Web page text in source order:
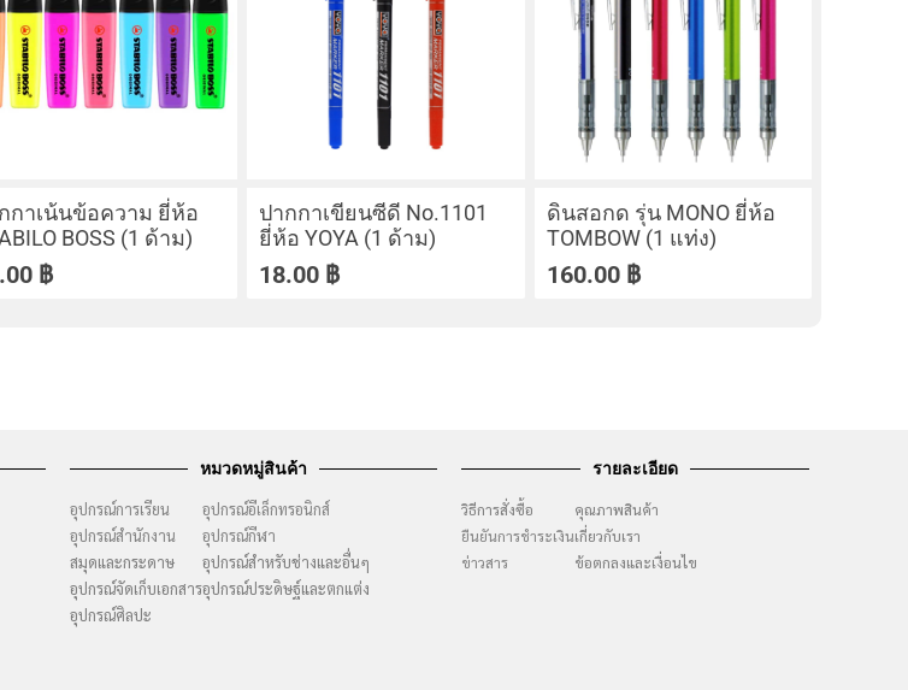
กาเน้นข้อความ ยี่ห้อ
BOSS (1 ด้าม)
฿
ปากกาเขียนซีดี No.1101
ยี่ห้อ YOYA (1 ด้าม)
18.00 ฿
ดินสอกด รุ่น MONO ยี่ห้อ
TOMBOW (1 แท่ง)
160.00 ฿
หมวดหมู่สินค้า
อุปกรณ์การเรียน
อุปกรณ์สำนักงาน
สมุดและกระดาษ
อุปกรณ์จัดเก็บเอกสาร
อุปกรณ์ศิลปะ
อุปกรณ์อีเล็กทรอนิกส์
อุปกรณ์กีฬา
อุปกรณ์สำหรับช่างและอื่นๆ
อุปกรณ์ประดิษฐ์และตกแต่ง
รายละเอียด
วิธีการสั่งซื้อ
ยืนยันการชำระเงิน
ข่าวสาร
คุณภาพสินค้า
เกี่ยวกับเรา
ข้อตกลงและเงื่อนไข